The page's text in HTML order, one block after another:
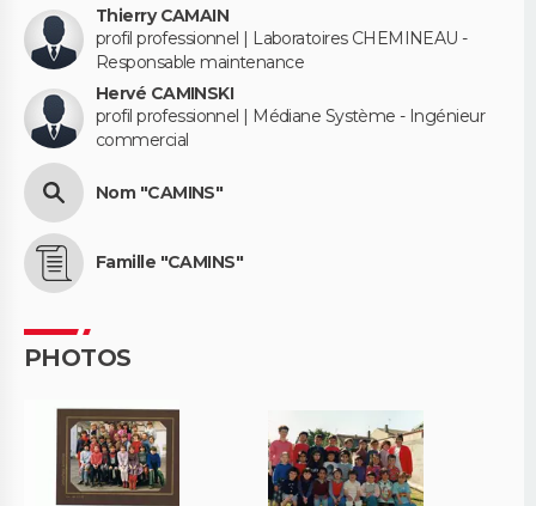
Thierry CAMAIN
profil professionnel | Laboratoires CHEMINEAU -
Responsable maintenance
Hervé CAMINSKI
profil professionnel | Médiane Système - Ingénieur
commercial
Nom "CAMINS"
Famille "CAMINS"
PHOTOS